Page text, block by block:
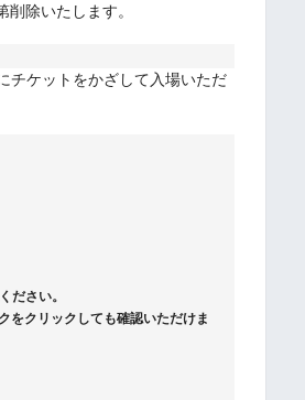
除いたします。
チケットをかざして入場いただ
ださい。
をクリックしても確認いただけま